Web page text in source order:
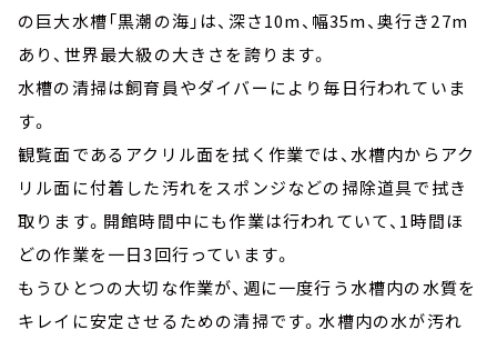
の巨大水槽「黒潮の海」は、深さ10m、幅35m、奥行き27m
あり、世界最大級の大きさを誇ります。
水槽の清掃は飼育員やダイバーにより毎日行われていま
す。
観覧面であるアクリル面を拭く作業では、水槽内からアク
リル面に付着した汚れをスポンジなどの掃除道具で拭き
取ります。開館時間中にも作業は行われていて、1時間ほ
どの作業を一日3回行っています。
もうひとつの大切な作業が、週に一度行う水槽内の水質を
キレイに安定させるための清掃です。水槽内の水が汚れ